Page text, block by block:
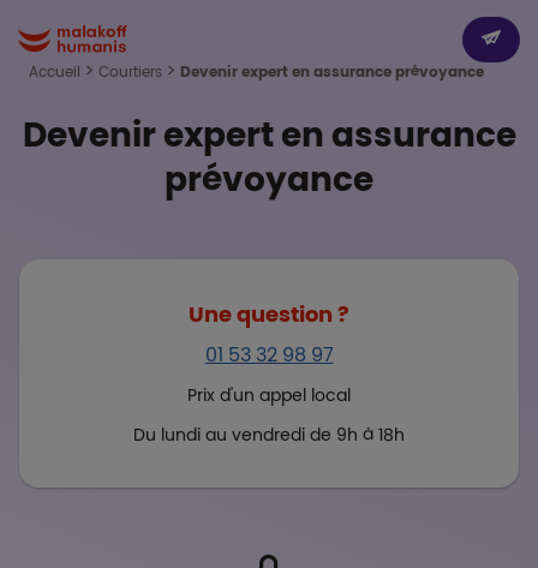
Malakoff Humanis Accueil
Accueil Courtiers Devenir expert en assurance prévoyance
Devenir expert en assurance
prévoyance
Une question ?
01 53 32 98 97
Prix d'un appel local
Du lundi au vendredi de 9h à 18h